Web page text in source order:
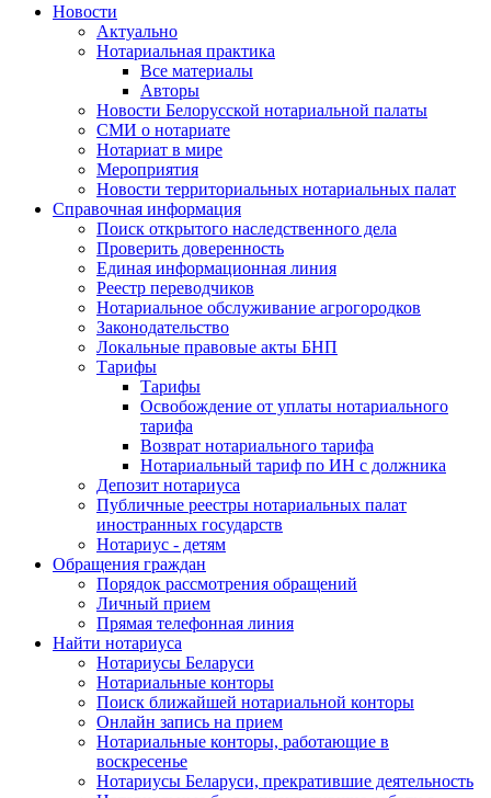
Новости
Актуально
Нотариальная практика
Все материалы
Авторы
Новости Белорусской нотариальной палаты
СМИ о нотариате
Нотариат в мире
Мероприятия
Новости территориальных нотариальных палат
Справочная информация
Поиск открытого наследственного дела
Проверить доверенность
Единая информационная линия
Реестр переводчиков
Нотариальное обслуживание агрогородков
Законодательство
Локальные правовые акты БНП
Тарифы
Тарифы
Освобождение от уплаты нотариального
тарифа
Возврат нотариального тарифа
Нотариальный тариф по ИН с должника
Депозит нотариуса
Публичные реестры нотариальных палат
иностранных государств
Нотариус - детям
Обращения граждан
Порядок рассмотрения обращений
Личный прием
Прямая телефонная линия
Найти нотариуса
Нотариусы Беларуси
Нотариальные конторы
Поиск ближайшей нотариальной конторы
Онлайн запись на прием
Нотариальные конторы, работающие в
воскресенье
Нотариусы Беларуси, прекратившие деятельность